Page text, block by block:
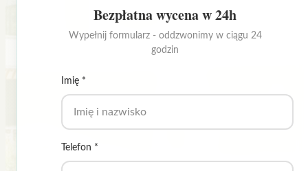
Bezpłatna wycena w 24h
Wypełnij formularz - oddzwonimy w ciągu 24
godzin
Imię *
Telefon *